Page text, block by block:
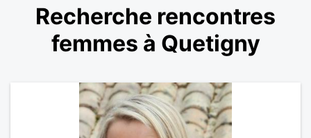
Recherche rencontres
femmes à Quetigny